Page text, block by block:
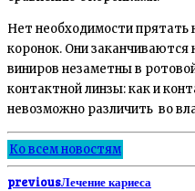
Нет необходимости прятать
коронок. Они заканчиваются
виниров незаметны в
контактной линзы: как и
невозможно различить во
Ко всем новостям
previousЛечение кариеса